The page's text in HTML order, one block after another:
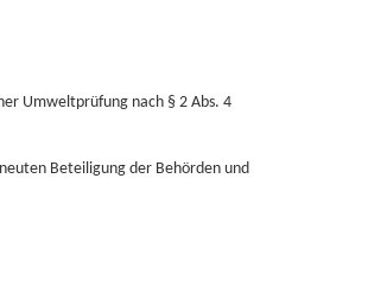
Umweltprüfung nach § 2 Abs. 4
Beteiligung der Behörden und